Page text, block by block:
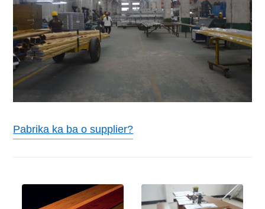
Pabrika ka ba o supplier?